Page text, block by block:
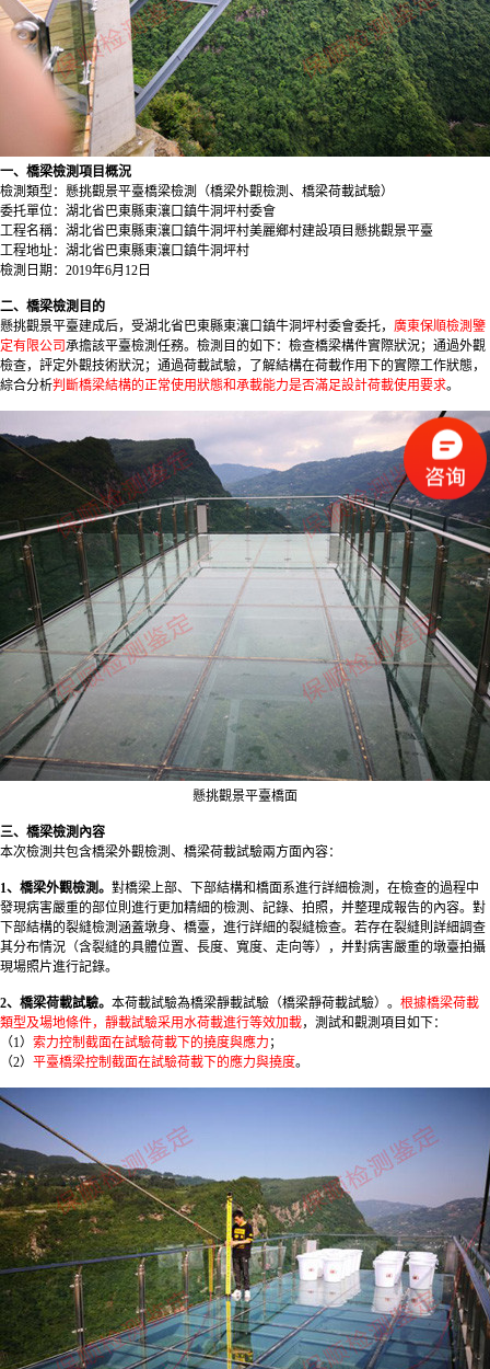
一、橋梁檢測項目概況
檢測類型：懸挑觀景平臺橋梁檢測（橋梁外觀檢測、橋梁荷載試驗）
委托單位：湖北省巴東縣東瀼口鎮牛洞坪村委會
工程名稱：湖北省巴東縣東瀼口鎮牛洞坪村美麗鄉村建設項目懸挑觀景平臺
工程地址：湖北省巴東縣東瀼口鎮牛洞坪村
檢測日期：2019年6月12日
二、橋梁檢測目的
懸挑觀景平臺建成后，受湖北省巴東縣東瀼口鎮牛洞坪村委會委托， 廣東保順檢測鑒
定有限公司 承擔該平臺檢測任務。檢測目的如下：檢查橋梁構件實際狀況；通過外觀
檢查，評定外觀技術狀況；通過荷載試驗，了解結構在荷載作用下的實際工作狀態，
綜合分析判斷橋梁結構的正常使用狀態和承載能力是否滿足設計荷載使用要求。
懸挑觀景平臺橋面
三、橋梁檢測內容
本次檢測共包含橋梁外觀檢測 、橋梁荷載試驗兩方面內容：
1、橋梁外觀檢測。 對橋梁上部、下部結構和橋面系進行詳細檢測，在檢查的過程中
發現病害嚴重的部位則進行更加精細的檢測、記錄、拍照，并整理成報告的內容。對
下部結構的裂縫檢測涵蓋墩身、橋臺，進行詳細的裂縫檢查。若存在裂縫則詳細調查
其分布情況（含裂縫的具體位置、長度、寬度、走向等），并對病害嚴重的墩臺拍攝
現場照片進行記錄。
2、橋梁荷載試驗。 本荷載試驗為橋梁靜載試驗（橋梁靜荷載試驗）。 根據橋梁荷載
類型及場地條件，靜載試驗采用水荷載進行等效加載，測試和觀測項目如下：
（1） 索力控制截面在試驗荷載下的撓度與應力 ；
（2） 平臺橋梁控制截面在試驗荷載下的應力與撓度。